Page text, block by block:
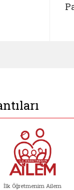
İlk Öğretmenim Ailem